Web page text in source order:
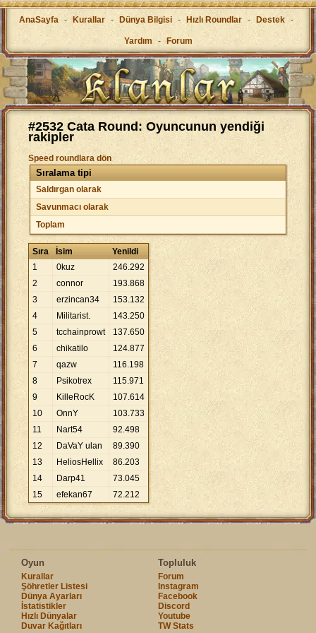
AnaSayfa - Kurallar - Dünya Bilgisi - Hızlı Roundlar - Destek -
Yardım - Forum
#2532 Cata Round: Oyuncunun yendiği
rakipler
Speed roundlara dön
Sıralama tipi
Saldırgan olarak
Savunmacı olarak
Toplam
Sıra İsim
Yenildi
1
0kuz 246.292
2
connor 193.868
3
erzincan34 153.132
4
Militarist. 143.250
5
tcchainprowt 137.650
6
chikatilo 124.877
7
qazw 116.198
8
Psikotrex 115.971
9
KilleRocK 107.614
10
OnnY 103.733
11
Nart54 92.498
12
DaVaY ulan 89.390
13
HeliosHellix 86.203
14
Darp41 73.045
15
efekan67 72.212
Oyun
Kurallar
Şöhretler Listesi
Dünya Ayarları
İstatistikler
Hızlı Dünyalar
Duvar Kağıtları
Topluluk
Forum
Instagram
Facebook
Discord
Youtube
TW Stats